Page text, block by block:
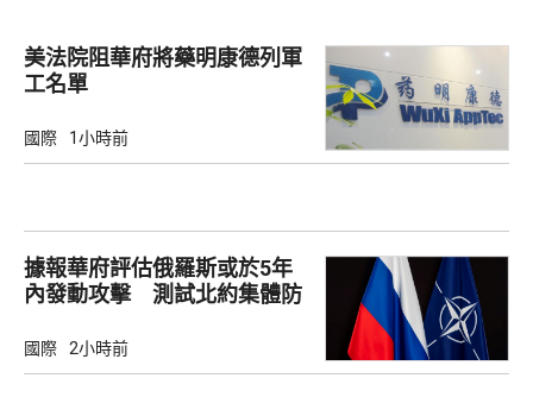
美法院阻華府將藥明康德列軍
工名單
國際 1小時前
據報華府評估俄羅斯或於5年
內發動攻擊 測試北約集體防
國際 2小時前